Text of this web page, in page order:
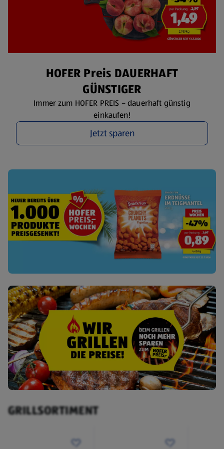
HOFER Preis DAUERHAFT
GÜNSTIGER
Immer zum HOFER PREIS – dauerhaft günstig
einkaufen!
Jetzt sparen
GRILLSORTIMENT